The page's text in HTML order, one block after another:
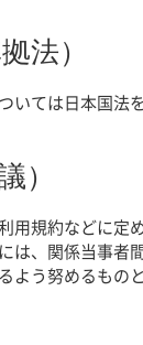
法）
いては日本国法
）
用規約などに定
は、関係当事者
よう努めるものと